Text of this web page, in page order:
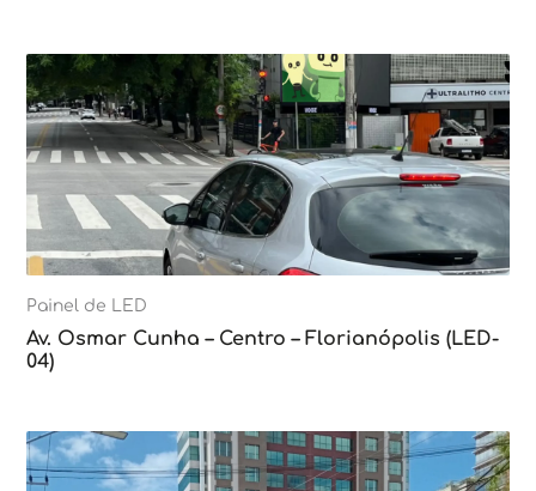
Painel de LED
Av. Osmar Cunha – Centro – Florianópolis (LED-
04)